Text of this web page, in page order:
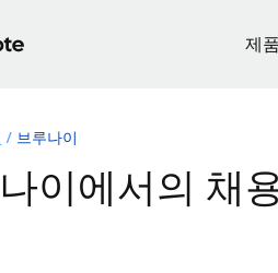
제
브루나이
이에서의 채